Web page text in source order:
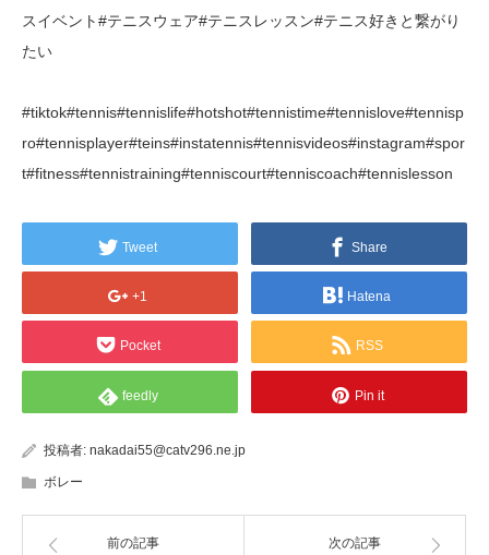
スイベント#テニスウェア#テニスレッスン#テニス好きと繋がり
たい
#tiktok#tennis#tennislife#hotshot#tennistime#tennislove#tennisp
ro#tennisplayer#teins#instatennis#tennisvideos#instagram#spor
t#fitness#tennistraining#tenniscourt#tenniscoach#tennislesson
Tweet Share
+1 Hatena
Pocket RSS
feedly Pin it
投稿者: nakadai55@catv296.ne.jp
ボレー
前の記事 次の記事